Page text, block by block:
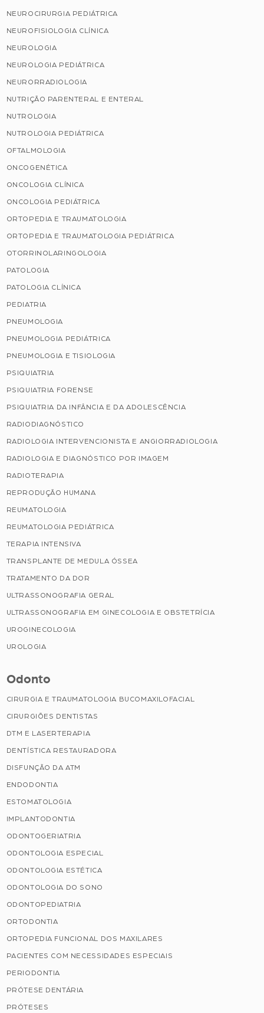
NEUROCIRURGIA PEDIÁTRICA
NEUROFISIOLOGIA CLÍNICA
NEUROLOGIA
NEUROLOGIA PEDIÁTRICA
NEURORRADIOLOGIA
NUTRIÇÃO PARENTERAL E ENTERAL
NUTROLOGIA
NUTROLOGIA PEDIÁTRICA
OFTALMOLOGIA
ONCOGENÉTICA
ONCOLOGIA CLÍNICA
ONCOLOGIA PEDIÁTRICA
ORTOPEDIA E TRAUMATOLOGIA
ORTOPEDIA E TRAUMATOLOGIA PEDIÁTRICA
OTORRINOLARINGOLOGIA
PATOLOGIA
PATOLOGIA CLÍNICA
PEDIATRIA
PNEUMOLOGIA
PNEUMOLOGIA PEDIÁTRICA
PNEUMOLOGIA E TISIOLOGIA
PSIQUIATRIA
PSIQUIATRIA FORENSE
PSIQUIATRIA DA INFÂNCIA E DA ADOLESCÊNCIA
RADIODIAGNÓSTICO
RADIOLOGIA INTERVENCIONISTA E ANGIORRADIOLOGIA
RADIOLOGIA E DIAGNÓSTICO POR IMAGEM
RADIOTERAPIA
REPRODUÇÃO HUMANA
REUMATOLOGIA
REUMATOLOGIA PEDIÁTRICA
TERAPIA INTENSIVA
TRANSPLANTE DE MEDULA ÓSSEA
TRATAMENTO DA DOR
ULTRASSONOGRAFIA GERAL
ULTRASSONOGRAFIA EM GINECOLOGIA E OBSTETRÍCIA
UROGINECOLOGIA
UROLOGIA
Odonto
CIRURGIA E TRAUMATOLOGIA BUCOMAXILOFACIAL
CIRURGIÕES DENTISTAS
DTM E LASERTERAPIA
DENTÍSTICA RESTAURADORA
DISFUNÇÃO DA ATM
ENDODONTIA
ESTOMATOLOGIA
IMPLANTODONTIA
ODONTOGERIATRIA
ODONTOLOGIA ESPECIAL
ODONTOLOGIA ESTÉTICA
ODONTOLOGIA DO SONO
ODONTOPEDIATRIA
ORTODONTIA
ORTOPEDIA FUNCIONAL DOS MAXILARES
PACIENTES COM NECESSIDADES ESPECIAIS
PERIODONTIA
PRÓTESE DENTÁRIA
PRÓTESES